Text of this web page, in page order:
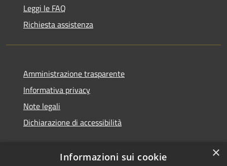
Leggi le FAQ
Richiesta assistenza
Amministrazione trasparente
Informativa privacy
Note legali
Dichiarazione di accessibilità
×
Informazioni sui cookie